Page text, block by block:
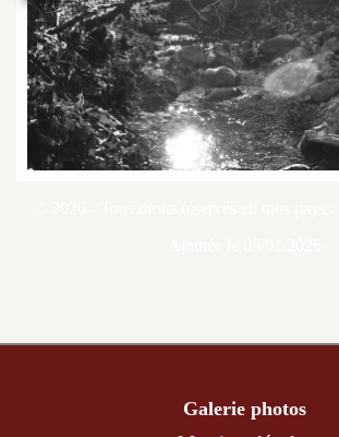
Galerie photos